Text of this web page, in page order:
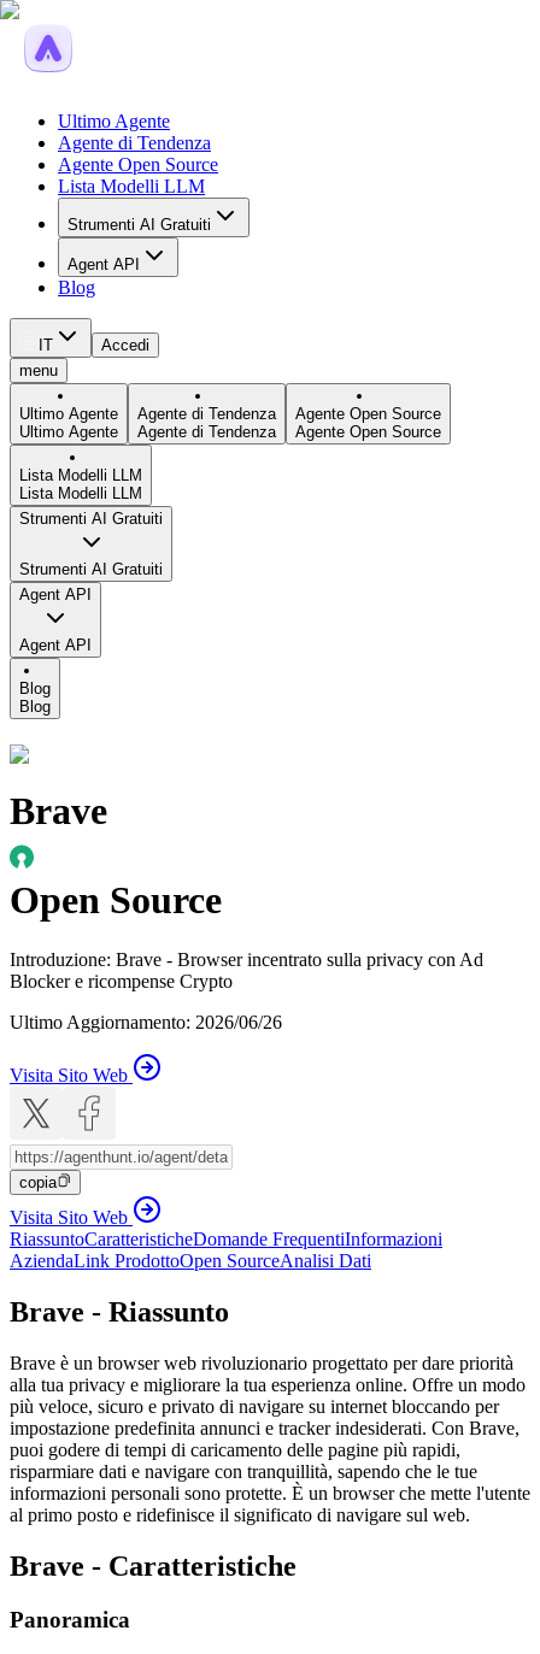
Ultimo Agente
Agente di Tendenza
Agente Open Source
Lista Modelli LLM
Strumenti AI Gratuiti
Agent API
Blog
IT
Accedi
menu
Ultimo Agente
Ultimo Agente
Agente di Tendenza
Agente di Tendenza
Agente Open Source
Agente Open Source
Lista Modelli LLM
Lista Modelli LLM
Strumenti AI Gratuiti
Strumenti AI Gratuiti
Agent API
Agent API
Blog
Blog
Brave
Open Source
Introduzione: Brave - Browser incentrato sulla privacy con Ad
Blocker e ricompense Crypto
Ultimo Aggiornamento: 2026/06/26
Visita Sito Web
copia
Visita Sito Web
RiassuntoCaratteristicheDomande FrequentiInformazioni
AziendaLink ProdottoOpen SourceAnalisi Dati
Brave - Riassunto
Brave è un browser web rivoluzionario progettato per dare priorità
alla tua privacy e migliorare la tua esperienza online. Offre un modo
più veloce, sicuro e privato di navigare su internet bloccando per
impostazione predefinita annunci e tracker indesiderati. Con Brave,
puoi godere di tempi di caricamento delle pagine più rapidi,
risparmiare dati e navigare con tranquillità, sapendo che le tue
informazioni personali sono protette. È un browser che mette l'utente
al primo posto e ridefinisce il significato di navigare sul web.
Brave - Caratteristiche
Panoramica